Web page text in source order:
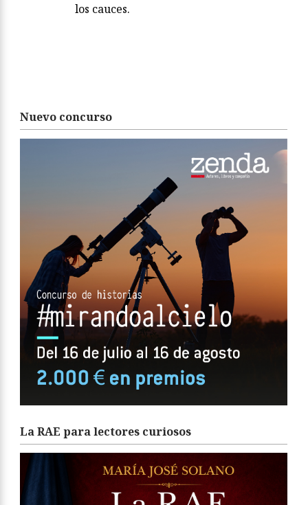
los cauces.
Nuevo concurso
La RAE para lectores curiosos